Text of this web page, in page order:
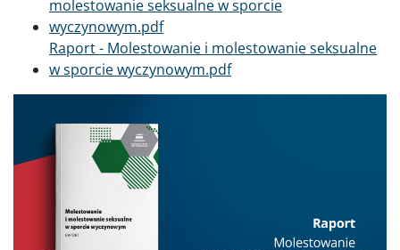
molestowanie seksualne w sporcie
wyczynowym.pdf
Dokument
Raport - Molestowanie i molestowanie seksualne
w sporcie wyczynowym.pdf